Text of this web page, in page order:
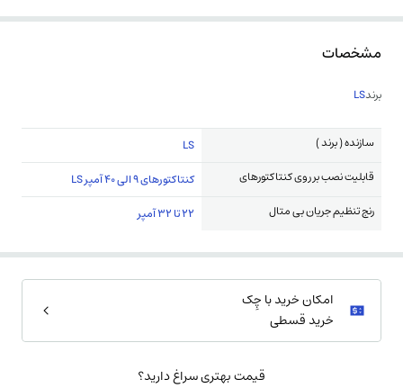
مشخصات
برندLS
سازنده ( برند )
LS
قابلیت نصب بر روی کنتاکتورهای
کنتاکتورهای 9 الی 40 آمپر LS
رنج تنظیم جریان بی متال
22 تا 32 آمپر
امکان خرید با چِک
خرید قسطی
قیمت بهتری سراغ دارید؟